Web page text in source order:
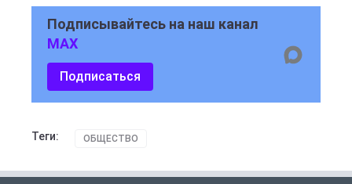
Подписывайтесь на наш канал
MAX
Подписаться
Теги: ОБЩЕСТВО